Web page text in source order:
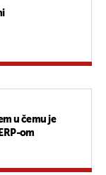
u čemu je
om